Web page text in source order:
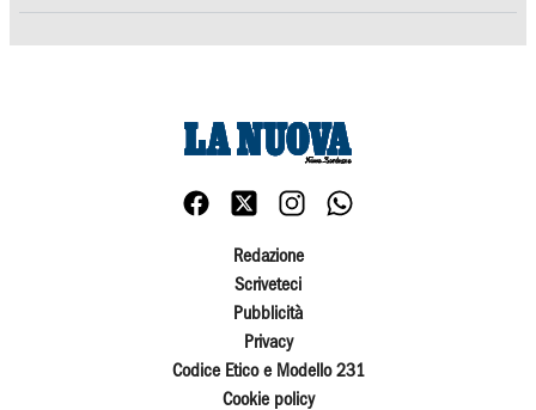
Redazione
Scriveteci
Pubblicità
Privacy
Codice Etico e Modello 231
Cookie policy